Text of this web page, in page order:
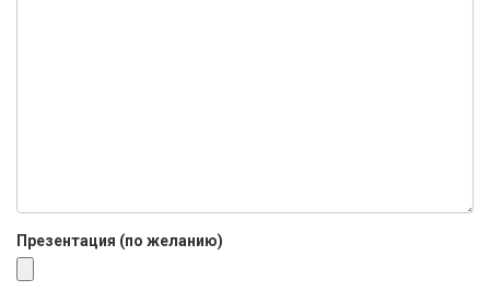
Презентация (по желанию)